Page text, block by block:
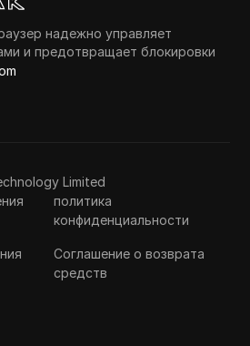
надежно управляет
и предотвращает блокировки
Limited
политика
конфиденциальности
Соглашение о возврата
средств